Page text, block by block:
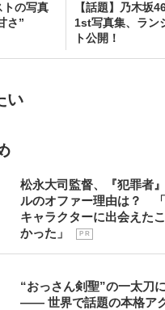
トの写真
さ”
【話題】乃木坂
1st写真集、ラン
ト公開！
い
松永大司監督、『犯罪者
ルのオファー理由は？
キャラクターに出会えた
かった」
P R
“おっさん剣聖”の一太刀
―― 世界で話題の本格ア